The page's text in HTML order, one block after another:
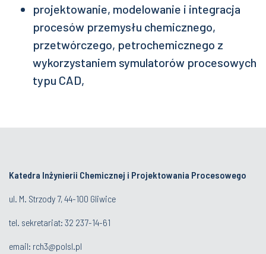
projektowanie, modelowanie i integracja
procesów przemysłu chemicznego,
przetwórczego, petrochemicznego z
wykorzystaniem symulatorów procesowych
typu CAD,
Katedra Inżynierii Chemicznej i Projektowania Procesowego
ul. M. Strzody 7, 44-100 Gliwice
tel. sekretariat: 32 237-14-61
email: rch3@polsl.pl